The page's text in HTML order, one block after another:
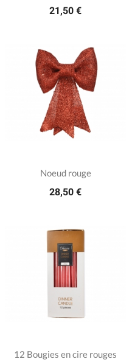
21,50 €
Noeud rouge
28,50 €
12 Bougies en cire rouges